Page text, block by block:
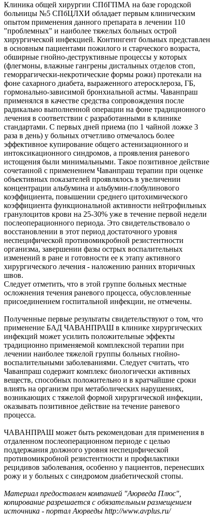
Клиника общей хирургии СПбГПМА на базе городской
больницы №5 СПбЦЛХИ обладает первым клиническим
опытом применения данного препарата в лечении 110
"проблемных" и наиболее тяжелых больных острой
хирургической инфекцией. Контингент больных представлен
в основным пациентами пожилого и старческого возраста,
обширные гнойно-деструктивные процессы у которых
(флегмоны, влажные гангрены дистальных отделов стоп,
геморрагически-некротические формы рожи) протекали на
фоне сахарного диабета, выраженного атеросклероза, ГБ,
гормонально-зависимой бронхиальной астмы. Чаванпраш
применялся в качестве средства сопровождения после
радикально выполненной операции на фоне традиционного
лечения в соответствии с разработанными в клинике
стандартами. С первых дней приема (по 1 чайной ложке 3
раза в день) у больных отчетливо отмечалось более
эффективное купирование общего астенизационного и
интоксикационного синдромов, а проявления раневого
истощения были минимальными. Такое позитивное действие
сочетанной с применением Чаванпраш терапии при оценке
объективных показателей проявлялось в увеличении
концентрации альбумина и альбумин-глобулинового
коэффициента, повышении среднего цитохимического
коэффициента функциональной активности нейтрофильных
гранулоцитов крови на 25-30% уже в течение первой недели
послеоперационного периода. Это свидетельствовало о
восстановлении в этот период достаточного уровня
неспецифической противомикробной резистентности
организма, завершении фазы острых воспалительных
изменений в ране и готовности ее к этапу активного
хирургического лечения - наложению ранних вторичных
швов.
Следует отметить, что в этой группе больных местные
осложнения течения раневого процесса, обусловленные
присоединением госпитальной инфекции, не отмечены.
Полученные первые результаты свидетельствуют о том, что
применение БАД ЧАВАНПРАШ в клинике хирургических
инфекций может усилить положительные эффекты
традиционно применяемой комплексной терапии при
лечении наиболее тяжелой группы больных гнойно-
воспалительными заболеваниями. Следует считать, что
Чаванпраш содержит комплекс биологически активных
веществ, способных положительно и в кратчайшие сроки
влиять на организм при метаболических нарушениях,
возникающих с тяжелой формой хирургической инфекции,
оказывать позитивное действие на течение раневого
процесса.
ЧАВАНПРАШ может быть рекомендован для применения в
отдаленном послеоперационном периоде с целью
поддержания должного уровня неспецифической
противомикробной резистентности и профилактики
рецидивов заболевания, особенно у пациентов, перенесших
рожу и у больных с синдромом диабетической стопы.
Материал предоставлен компанией "Аюрведа Плюс",
копирование разрешается с обязательным размещением
источника - портал Аюрведы http://www.avplus.ru/